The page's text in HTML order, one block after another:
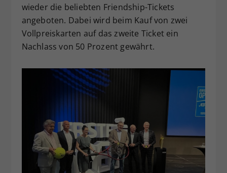
wieder die beliebten Friendship-Tickets
angeboten. Dabei wird beim Kauf von zwei
Vollpreiskarten auf das zweite Ticket ein
Nachlass von 50 Prozent gewährt.